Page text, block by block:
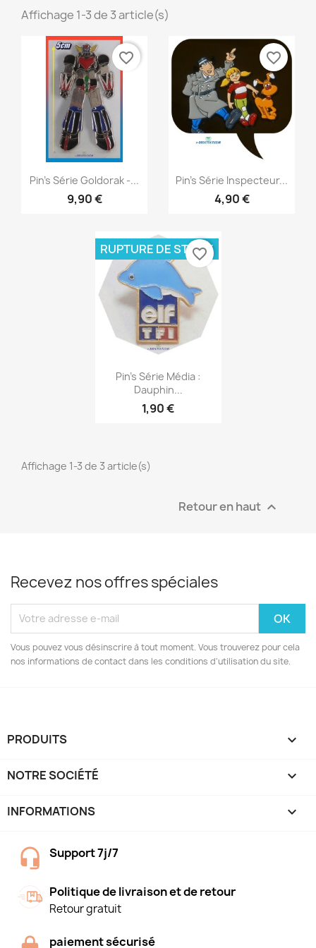
Affichage 1-3 de 3 article(s)
 Aperçu rapide
Pin's Série Goldorak -...
9,90 €
favorite_border
Aperçu rapide
Pin's Série Inspecteur...
4,90 €
favorite_border
Aperçu rapide
Pin's Série Média :
Dauphin...
1,90 €
RUPTURE DE STOCK
favorite_border
Affichage 1-3 de 3 article(s)
Retour en haut 
Recevez nos offres spéciales
Vous pouvez vous désinscrire à tout moment. Vous trouverez pour cela
nos informations de contact dans les conditions d'utilisation du site.
PRODUITS 
NOTRE SOCIÉTÉ 
INFORMATIONS keyboard_arrow_down
Support 7j/7
Politique de livraison et de retour
Retour gratuit
paiement sécurisé